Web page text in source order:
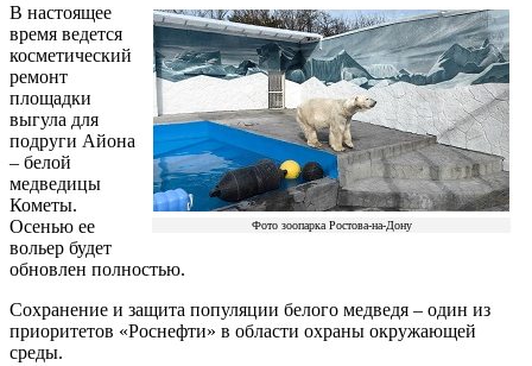
Фото зоопарка Ростова-на-Дону
В настоящее
время ведется
косметический
ремонт
площадки
выгула для
подруги Айона
– белой
медведицы
Кометы.
Осенью ее
вольер будет
обновлен полностью.
Сохранение и защита популяции белого медведя – один из
приоритетов «Роснефти» в области охраны окружающей
среды.